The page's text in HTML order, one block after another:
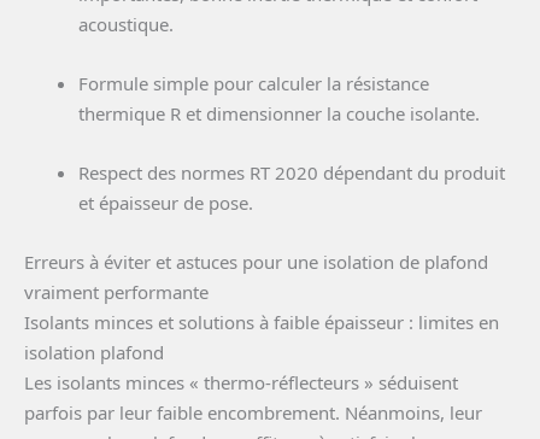
acoustique.
Formule simple pour calculer la résistance
thermique R et dimensionner la couche isolante.
Respect des normes RT 2020 dépendant du produit
et épaisseur de pose.
Erreurs à éviter et astuces pour une isolation de plafond
vraiment performante
Isolants minces et solutions à faible épaisseur : limites en
isolation plafond
Les isolants minces « thermo-réflecteurs » séduisent
parfois par leur faible encombrement. Néanmoins, leur